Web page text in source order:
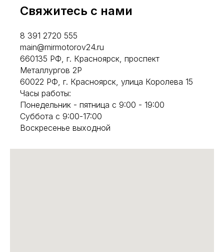
Свяжитесь с нами
8 391 2720 555
main@mirmotorov24.ru
660135 РФ, г. Красноярск, проспект
Металлургов 2Р
60022 РФ, г. Красноярск, улица Королева 15
Часы работы:
Понедельник - пятница с 9:00 - 19:00
Суббота с 9:00-17:00
Воскресенье выходной